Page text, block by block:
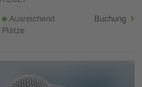
Ausreichend
Plätze
Buchung